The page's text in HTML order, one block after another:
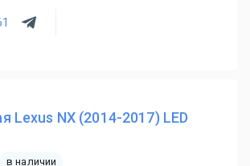
Lexus NX (2014-2017) LED
в наличии